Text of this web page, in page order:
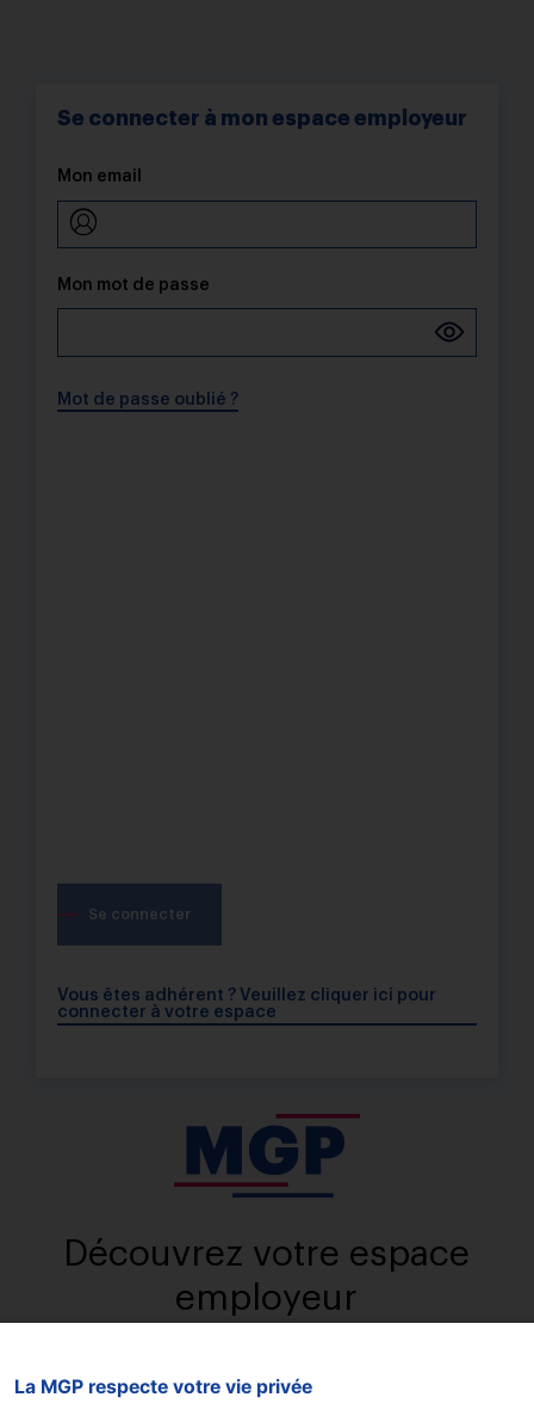
Découvrez votre espace
employeur
Se connecter à mon espace employeur
Mon email
Mon mot de passe
Mot de passe oublié ?
Se connecter
Vous êtes adhérent ? Veuillez cliquer ici pour
connecter à votre espace
La MGP respecte votre vie privée